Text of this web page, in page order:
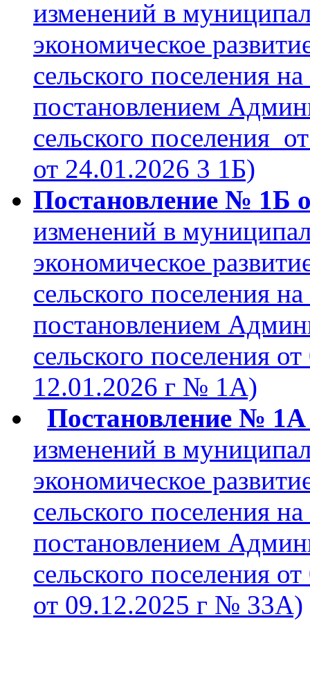
изменений в
экономическое
сельского поселения
постановлением
сельского поселения
от 24.01.2026 3 1Б)
Постановление № 1Б
изменений в
экономическое
сельского поселения
постановлением
сельского поселения
12.01.2026 г № 1А)
Постановление № 1А
изменений в
экономическое
сельского поселения
постановлением
сельского поселения
от 09.12.2025 г № 33А)